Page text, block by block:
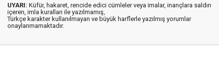
UYARI: Küfür, hakaret, rencide edici cümleler veya imalar, inançlara saldırı
içeren, imla kuralları ile yazılmamış,
Türkçe karakter kullanılmayan ve büyük harflerle yazılmış yorumlar
onaylanmamaktadır.